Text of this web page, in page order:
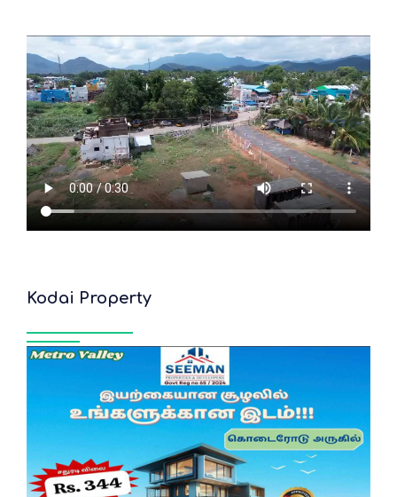
Kodai Property